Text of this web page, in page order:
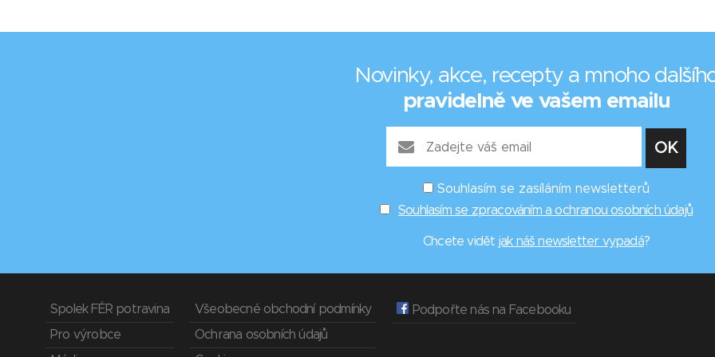
Novinky, akce, recepty a mnoho
pravidelně ve vašem emailu
Souhlasím se zasíláním newsletterů
Souhlasím se zpracováním a ochranou osobních údajů
Chcete vidět jak náš newsletter vypadá?
Spolek FÉR potravina
Pro výrobce
Všeobecné obchodní podmínky
Ochrana osobních údajů
Podpořte nás na Facebooku